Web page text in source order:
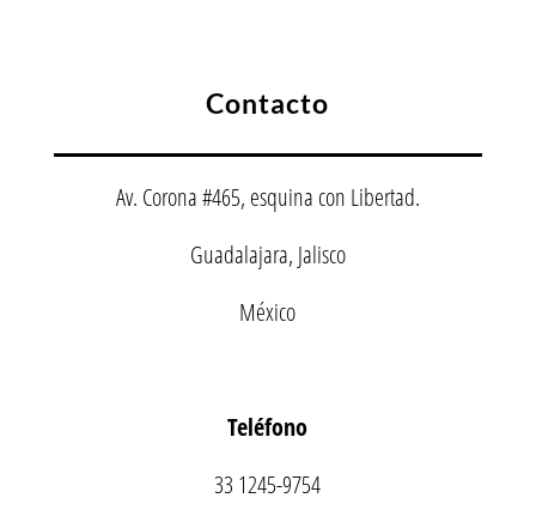
Contacto
Av. Corona #465, esquina con Libertad.
Guadalajara, Jalisco
México
Teléfono
33 1245-9754